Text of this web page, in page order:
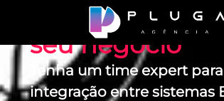
Alta
seu negócio
Tenha um time expert
integração entre sistemas